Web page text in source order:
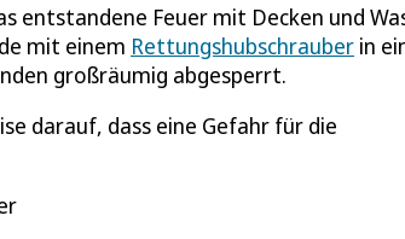
entstandene Feuer mit Decken und
mit einem Rettungshubschrauber in
großräumig abgesperrt.
darauf, dass eine Gefahr für die